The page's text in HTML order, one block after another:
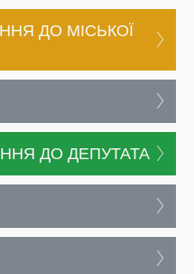
ДО МІСЬКОЇ
ДО ДЕПУТАТА